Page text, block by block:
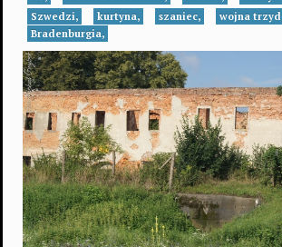
Szwedzi,
kurtyna, szaniec,
wojna
Bradenburgia,